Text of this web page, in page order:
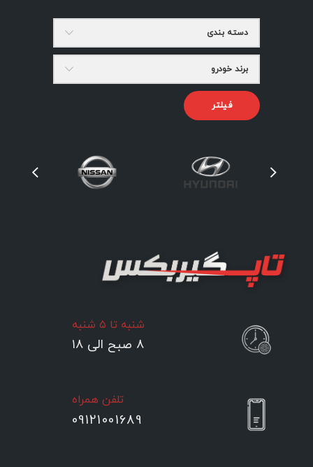
دسته بندی
برند خودرو
فیلتر
شنبه تا ۵ شنبه
۸ صبح الی ۱۸
تلفن همراه
09121001689